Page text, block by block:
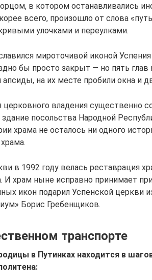
в котором останавливались
всего, произошло от слова
улочками и переулками.
мироточивой иконой
бы просто закрыт — но пять глав
на их месте пробили окна и
владения существенно
посольства Народной
храма не осталось ни одного
в 1992 году велась реставрация
И храм ныне исправно принимает
икон подарил Успенской церкви
Борис Гребенщиков.
транспорте
в Путинках находится в